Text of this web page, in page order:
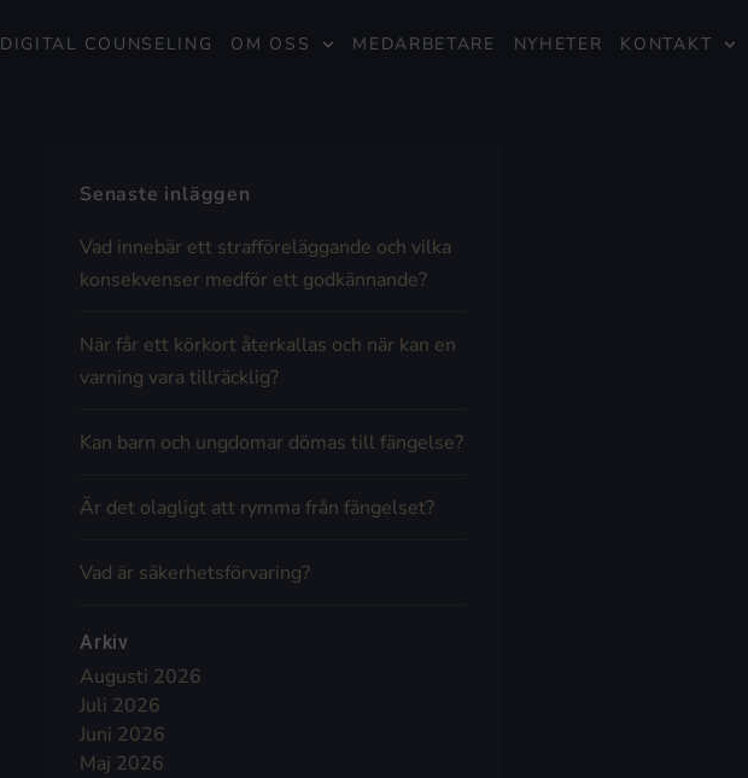
DIGITAL COUNSELING OM OSS MEDARBETARE NYHETER KONTAKT
Senaste inläggen
Vad innebär ett strafföreläggande och vilka
konsekvenser medför ett godkännande?
När får ett körkort återkallas och när kan en
varning vara tillräcklig?
Kan barn och ungdomar dömas till fängelse?
Är det olagligt att rymma från fängelset?
Vad är säkerhetsförvaring?
Arkiv
Augusti 2026
Juli 2026
Juni 2026
Maj 2026